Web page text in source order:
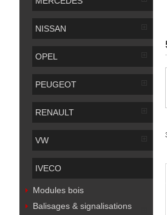
NISSAN
OPEL
PEUGEOT
RENAULT
VW
IVECO
Modules bois
Balisages & signalisations